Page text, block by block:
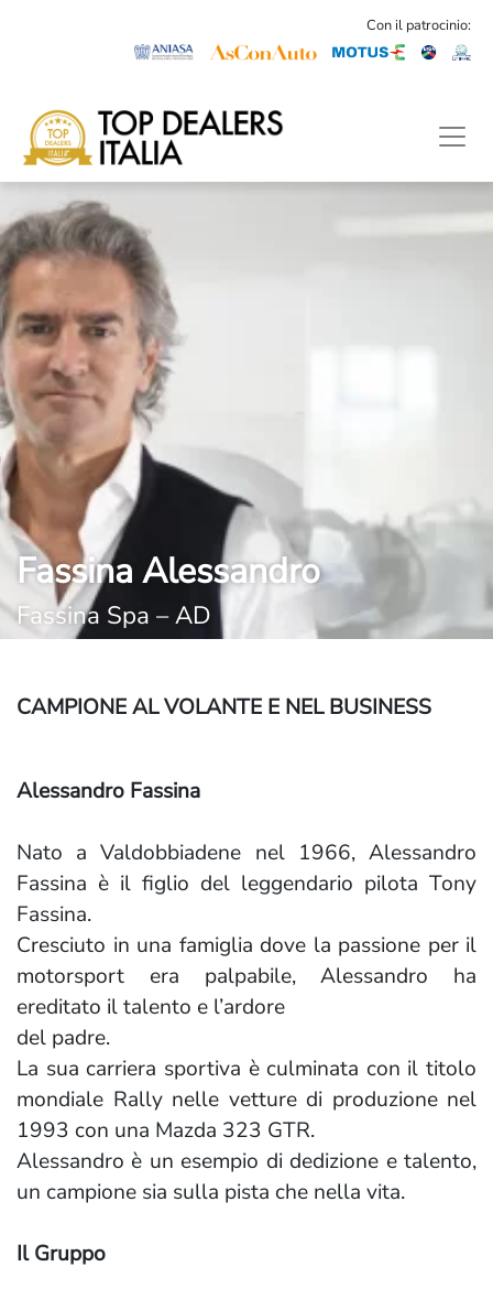
Con il patrocinio:
Fassina Alessandro
Fassina Spa – AD
CAMPIONE AL VOLANTE E NEL BUSINESS
Alessandro Fassina
Nato a Valdobbiadene nel 1966, Alessandro
Fassina è il figlio del leggendario pilota Tony
Fassina.
Cresciuto in una famiglia dove la passione per il
motorsport era palpabile, Alessandro ha
ereditato il talento e l’ardore
del padre.
La sua carriera sportiva è culminata con il titolo
mondiale Rally nelle vetture di produzione nel
1993 con una Mazda 323 GTR.
Alessandro è un esempio di dedizione e talento,
un campione sia sulla pista che nella vita.
Il Gruppo